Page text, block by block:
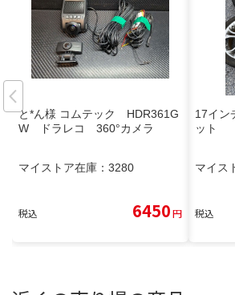
と*ん様 コムテック HDR361G
W ドラレコ 360°カメラ
マイストア在庫： 3280
税込 6450円
17イン
ット
マイス
税込